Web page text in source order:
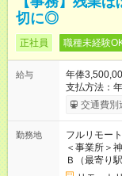
切に◎
正社員 職種未経験
給与
年俸
支払方法：
て、給与は
ます
交通費別
勤務地
フルリモー
＜事業所＞
Ｂ（最寄り